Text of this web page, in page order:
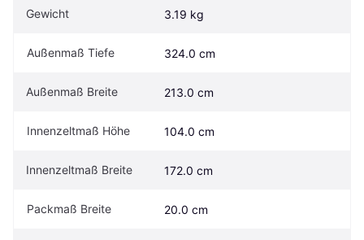
Gewicht 3.19 kg
Außenmaß Tiefe 324.0 cm
Außenmaß Breite 213.0 cm
Innenzeltmaß Höhe 104.0 cm
Innenzeltmaß Breite 172.0 cm
Packmaß Breite 20.0 cm